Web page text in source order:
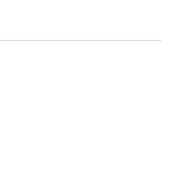
не се откажал од
Валовишко,